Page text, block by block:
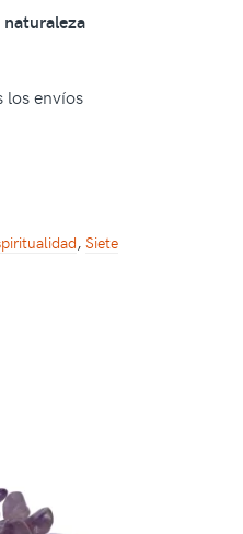
naturaleza
los envíos
, Siete